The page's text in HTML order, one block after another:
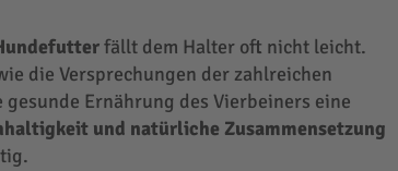
fällt dem Halter oft nicht leicht.
die Versprechungen der zahlreichen
Ernährung des Vierbeiners eine
und natürliche Zusammensetzung